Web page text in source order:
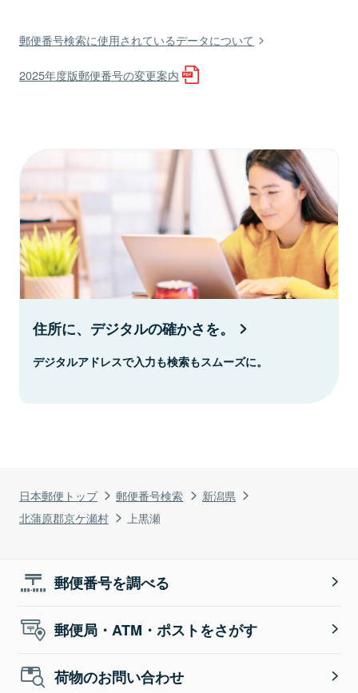
日本郵便トップ 郵便番号検索
新潟県
北蒲原郡京ケ瀬村
上黒瀬
郵便番号検索に使用されているデータについて
2025年度版郵便番号の変更案内
住所に、デジタルの確かさを。
デジタルアドレスで入力も検索もスムーズに。
郵便番号を調べる
郵便局・ATM・ポストをさがす
荷物のお問い合わせ